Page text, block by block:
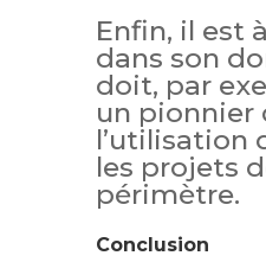
Enfin, il est
dans son
doit, par
un pionnier
l’utilisation
les projets
périmètre.
Conclusion